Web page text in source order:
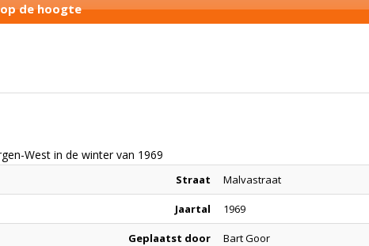
de hoogte
West in de winter van 1969
Straat Malvastraat
Jaartal 1969
Geplaatst door Bart Goor